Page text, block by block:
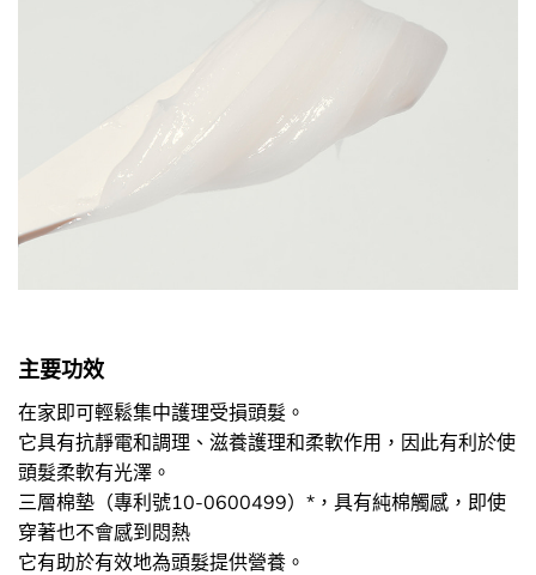
主要功效
在家即可輕鬆集中護理受損頭髮。
它具有抗靜電和調理、滋養護理和柔軟作用，因此有利於使
頭髮柔軟有光澤。
三層棉墊（專利號10-0600499）*，具有純棉觸感，即使
穿著也不會感到悶熱
它有助於有效地為頭髮提供營養。